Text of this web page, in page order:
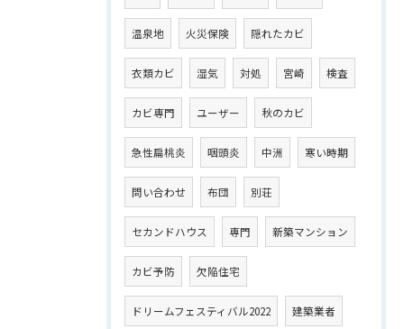
温泉地 火災保険 隠れたカビ
衣類カビ 湿気 対処 宮崎 検査
カビ専門 ユーザー 秋のカビ
急性扁桃炎 咽頭炎 中洲 寒い時期
問い合わせ 布団 別荘
セカンドハウス 専門 新築マンション
カビ予防 欠陥住宅
ドリームフェスティバル2022 建築業者